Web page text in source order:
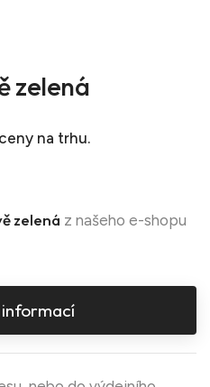
zelená
na trhu.
zelená z našeho e-shopu